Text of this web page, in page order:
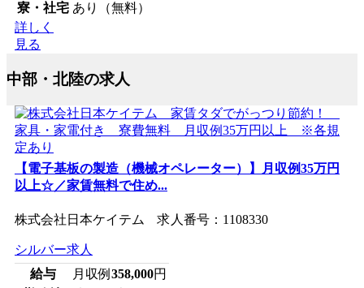
寮・社宅 あり（無料）
詳しく
見る
中部・北陸の求人
【電子基板の製造（機械オペレーター）】月収例35万円
以上☆／家賃無料で住め...
株式会社日本ケイテム 求人番号：1108330
シルバー求人
給与
月収例 358,000円